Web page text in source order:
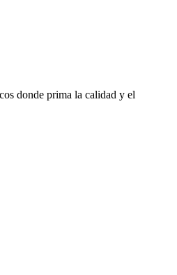
donde prima la calidad y el